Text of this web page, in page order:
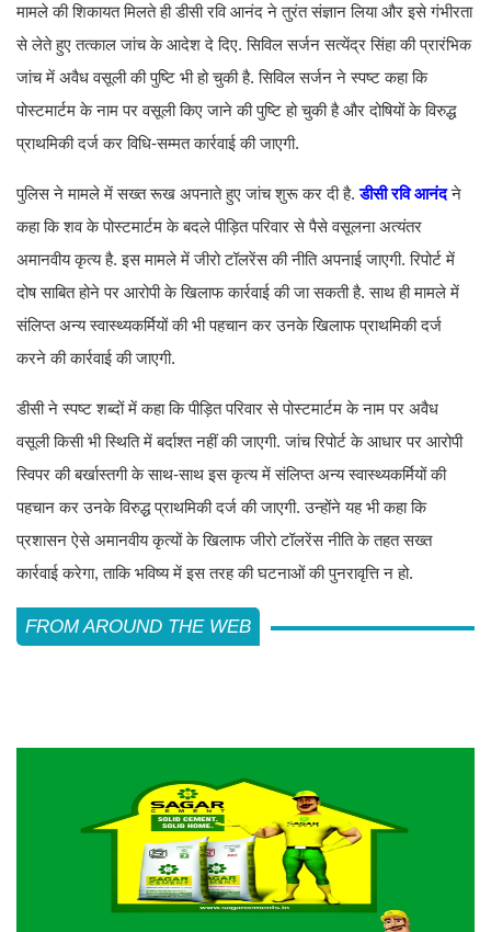
मामले की शिकायत मिलते ही डीसी रवि आनंद ने तुरंत संज्ञान लिया और इसे गंभीरता
से लेते हुए तत्काल जांच के आदेश दे दिए. सिविल सर्जन सत्येंद्र सिंहा की प्रारंभिक
जांच में अवैध वसूली की पुष्टि भी हो चुकी है. सिविल सर्जन ने स्पष्ट कहा कि
पोस्टमार्टम के नाम पर वसूली किए जाने की पुष्टि हो चुकी है और दोषियों के विरुद्ध
प्राथमिकी दर्ज कर विधि-सम्मत कार्रवाई की जाएगी.
पुलिस ने मामले में सख्त रूख अपनाते हुए जांच शुरू कर दी है. डीसी रवि आनंदने
कहा कि शव के पोस्टमार्टम के बदले पीड़ित परिवार से पैसे वसूलना अत्यंतर
अमानवीय कृत्य है. इस मामले में जीरो टॉलरेंस की नीति अपनाई जाएगी. रिपोर्ट में
दोष साबित होने पर आरोपी के खिलाफ कार्रवाई की जा सकती है. साथ ही मामले में
संलिप्त अन्य स्वास्थ्यकर्मियों की भी पहचान कर उनके खिलाफ प्राथमिकी दर्ज
करने की कार्रवाई की जाएगी.
डीसी ने स्पष्ट शब्दों में कहा कि पीड़ित परिवार से पोस्टमार्टम के नाम पर अवैध
वसूली किसी भी स्थिति में बर्दाश्त नहीं की जाएगी. जांच रिपोर्ट के आधार पर आरोपी
स्विपर की बर्खास्तगी के साथ-साथ इस कृत्य में संलिप्त अन्य स्वास्थ्यकर्मियों की
पहचान कर उनके विरुद्ध प्राथमिकी दर्ज की जाएगी. उन्होंने यह भी कहा कि
प्रशासन ऐसे अमानवीय कृत्यों के खिलाफ जीरो टॉलरेंस नीति के तहत सख्त
कार्रवाई करेगा, ताकि भविष्य में इस तरह की घटनाओं की पुनरावृत्ति न हो.
FROM AROUND THE WEB